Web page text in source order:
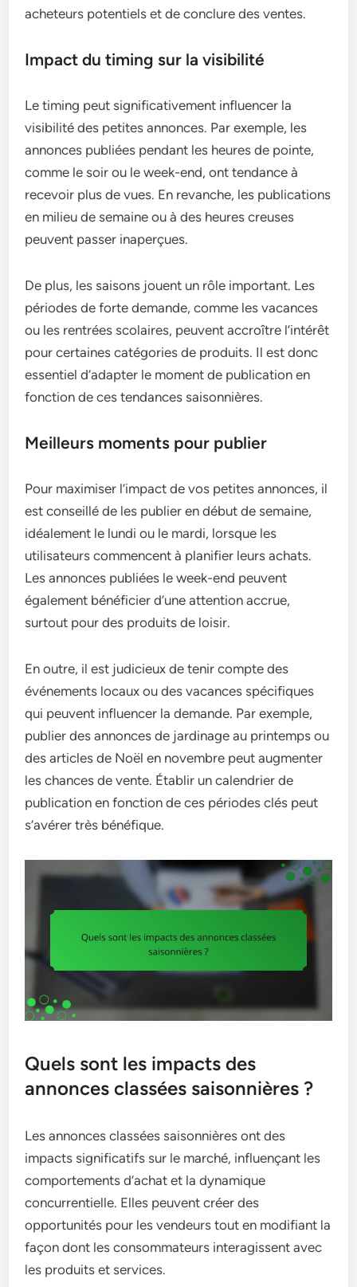
acheteurs potentiels et de conclure des ventes.
Impact du timing sur la visibilité
Le timing peut significativement influencer la
visibilité des petites annonces. Par exemple, les
annonces publiées pendant les heures de pointe,
comme le soir ou le week-end, ont tendance à
recevoir plus de vues. En revanche, les publications
en milieu de semaine ou à des heures creuses
peuvent passer inaperçues.
De plus, les saisons jouent un rôle important. Les
périodes de forte demande, comme les vacances
ou les rentrées scolaires, peuvent accroître l’intérêt
pour certaines catégories de produits. Il est donc
essentiel d’adapter le moment de publication en
fonction de ces tendances saisonnières.
Meilleurs moments pour publier
Pour maximiser l’impact de vos petites annonces, il
est conseillé de les publier en début de semaine,
idéalement le lundi ou le mardi, lorsque les
utilisateurs commencent à planifier leurs achats.
Les annonces publiées le week-end peuvent
également bénéficier d’une attention accrue,
surtout pour des produits de loisir.
En outre, il est judicieux de tenir compte des
événements locaux ou des vacances spécifiques
qui peuvent influencer la demande. Par exemple,
publier des annonces de jardinage au printemps ou
des articles de Noël en novembre peut augmenter
les chances de vente. Établir un calendrier de
publication en fonction de ces périodes clés peut
s’avérer très bénéfique.
Quels sont les impacts des
annonces classées saisonnières ?
Les annonces classées saisonnières ont des
impacts significatifs sur le marché, influençant les
comportements d’achat et la dynamique
concurrentielle. Elles peuvent créer des
opportunités pour les vendeurs tout en modifiant la
façon dont les consommateurs interagissent avec
les produits et services.